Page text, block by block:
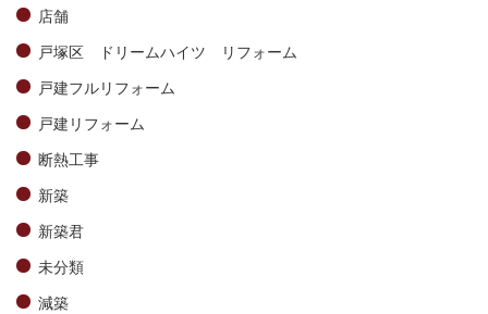
店舗
戸塚区 ドリームハイツ リフォーム
戸建フルリフォーム
戸建リフォーム
断熱工事
新築
新築君
未分類
減築